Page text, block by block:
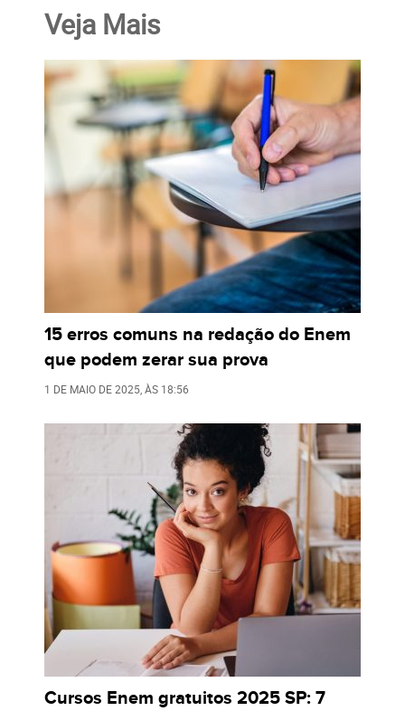
Veja Mais
15 erros comuns na redação do Enem
que podem zerar sua prova
1 DE MAIO DE 2025, ÀS 18:56
Cursos Enem gratuitos 2025 SP: 7